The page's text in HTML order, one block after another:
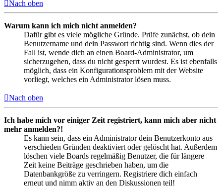
Nach oben
Warum kann ich mich nicht anmelden?
Dafür gibt es viele mögliche Gründe. Prüfe zunächst, ob dein
Benutzername und dein Passwort richtig sind. Wenn dies der
Fall ist, wende dich an einen Board-Administrator, um
sicherzugehen, dass du nicht gesperrt wurdest. Es ist ebenfalls
möglich, dass ein Konfigurationsproblem mit der Website
vorliegt, welches ein Administrator lösen muss.
Nach oben
Ich habe mich vor einiger Zeit registriert, kann mich aber nicht
mehr anmelden?!
Es kann sein, dass ein Administrator dein Benutzerkonto aus
verschieden Gründen deaktiviert oder gelöscht hat. Außerdem
löschen viele Boards regelmäßig Benutzer, die für längere
Zeit keine Beiträge geschrieben haben, um die
Datenbankgröße zu verringern. Registriere dich einfach
erneut und nimm aktiv an den Diskussionen teil!